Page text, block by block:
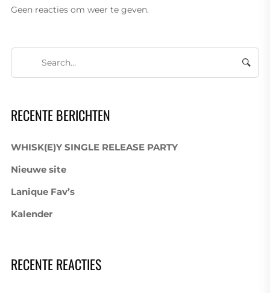
Geen reacties om weer te geven.
RECENTE BERICHTEN
WHISK(E)Y SINGLE RELEASE PARTY
Nieuwe site
Lanique Fav’s
Kalender
RECENTE REACTIES